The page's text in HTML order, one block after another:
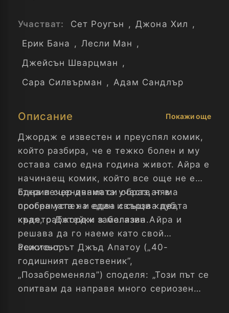
Участват: Сет Роугън , Джона Хил ,
Ерик Бана , Лесли Ман ,
Джейсън Шварцман ,
Сара Силвърман , Адам Сандлър
Описание Покажи още
Джордж е известен и преуспял комик,
който разбира, че е тежко болен и му
остава само една година живот. Айра е
начинаещ комик, който все още не е
открил сценичния си образ, няма
особен успех и едва свързва двата
края, работейки в магазин.
Една вечер двамата участват в
програмата на един и същи клуб,
където Джордж забелязва Айра и
решава да го наеме като свой
асистент.
Режисьорът Джъд Апатоу („40-
годишният девственик”,
„Позабременяла”) споделя: „Този път се
опитвам да направя много сериозен